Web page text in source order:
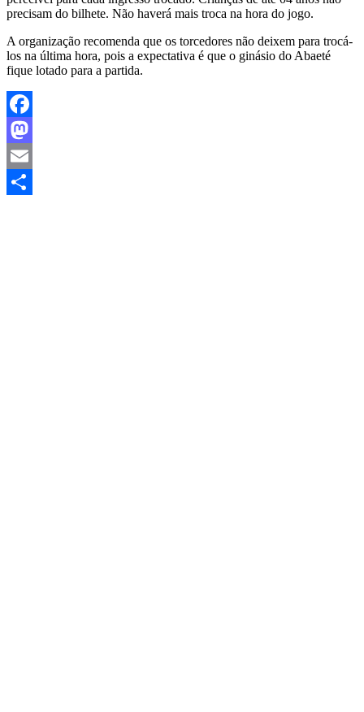
precisam do bilhete. Não haverá mais troca na hora do jogo.
A organização recomenda que os torcedores não deixem para trocá-
los na última hora, pois a expectativa é que o ginásio do Abaeté
fique lotado para a partida.
Facebook
Mastodon
Email